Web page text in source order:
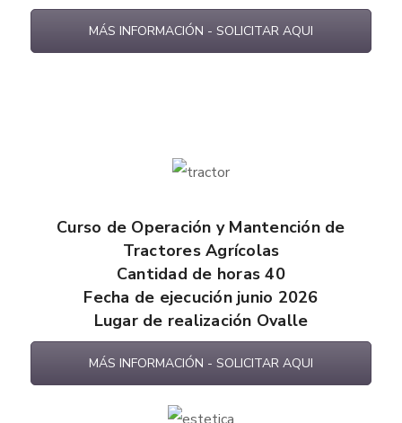
MÁS INFORMACIÓN - SOLICITAR AQUI
Curso de Operación y Mantención de
Tractores Agrícolas
Cantidad de horas 40
Fecha de ejecución junio 2026
Lugar de realización Ovalle
MÁS INFORMACIÓN - SOLICITAR AQUI